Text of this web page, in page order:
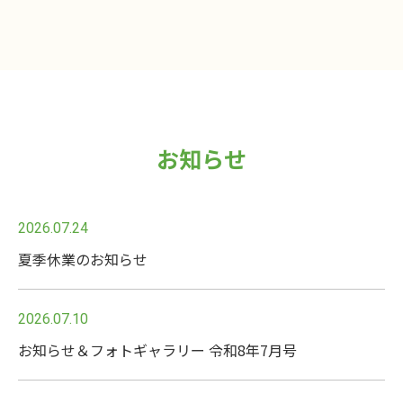
お知らせ
2026.07.24
夏季休業のお知らせ
2026.07.10
お知らせ＆フォトギャラリー 令和8年7月号